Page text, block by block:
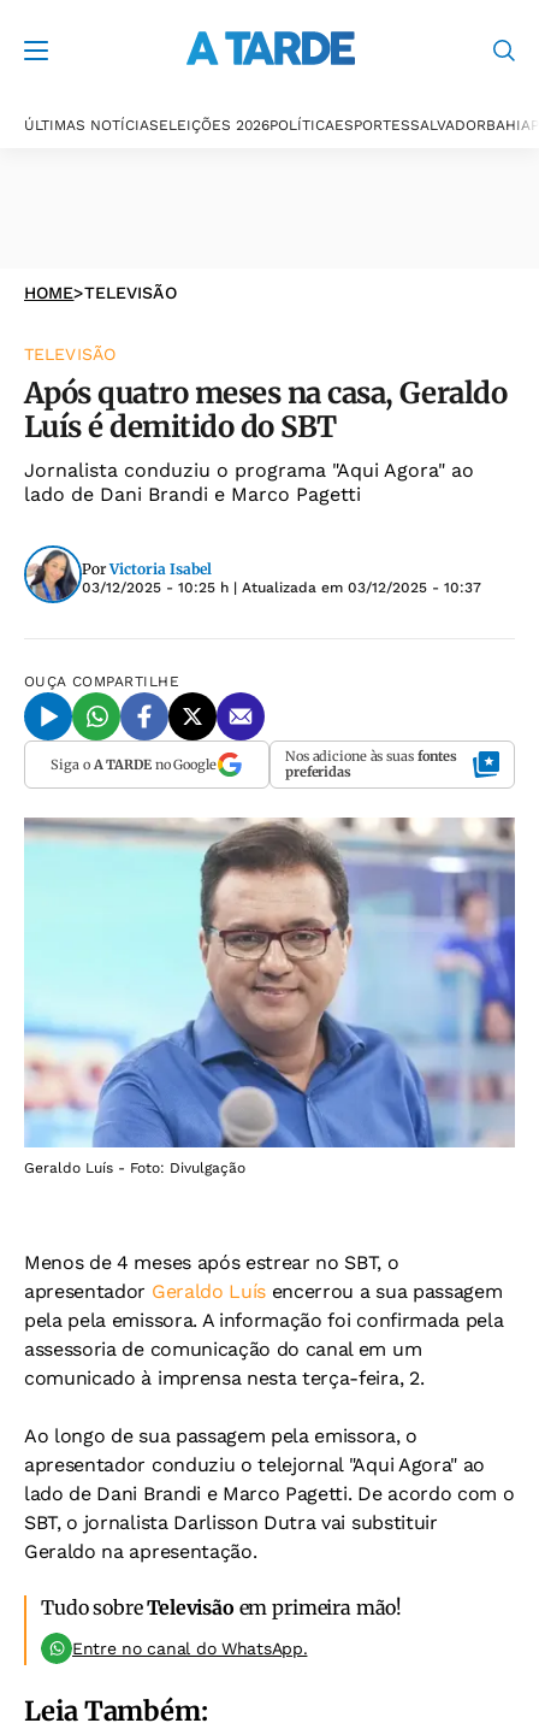
ÚLTIMAS NOTÍCIASELEIÇÕES 2026POLÍTICAESPORTESSALVADORBAHIA
HOME>TELEVISÃO
TELEVISÃO
Após quatro meses na casa, Geraldo
Luís é demitido do SBT
Jornalista conduziu o programa "Aqui Agora" ao
lado de Dani Brandi e Marco Pagetti
Por Victoria Isabel
03/12/2025 - 10:25 h | Atualizada em 03/12/2025 - 10:37
OUÇA COMPARTILHE
Siga o A TARDEno Google Nos adicione às suas fontes
preferidas
Geraldo Luís - Foto: Divulgação
Menos de 4 meses após estrear no SBT, o
apresentador Geraldo Luís encerrou a sua passagem
pela pela emissora. A informação foi confirmada pela
assessoria de comunicação do canal em um
comunicado à imprensa nesta terça-feira, 2.
Ao longo de sua passagem pela emissora, o
apresentador conduziu o telejornal "Aqui Agora" ao
lado de Dani Brandi e Marco Pagetti. De acordo com o
SBT, o jornalista Darlisson Dutra vai substituir
Geraldo na apresentação.
Tudo sobreTelevisão em primeira mão!
Entre no canal do WhatsApp.
Leia Também: